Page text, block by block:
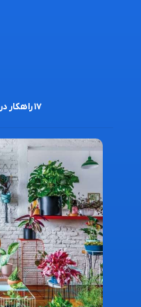
۱۷ راهکار درمان خجالت کودکان